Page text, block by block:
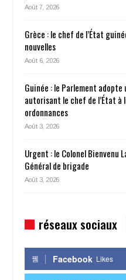
Août 7, 2026
Grèce : le chef de l’État
nouvelles
Août 6, 2026
Guinée : le Parlement
autorisant le chef de l’État
ordonnances
Août 3, 2026
Urgent : le Colonel Bienvenu
Général de brigade
Août 3, 2026
réseaux sociaux
Facebook Likes